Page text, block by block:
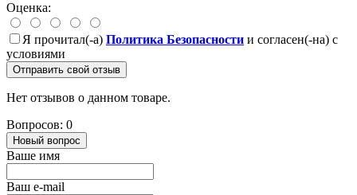
Оценка:
Я прочитал(-а) Политика Безопасности и согласен(-на) с
условиями
Отправить свой отзыв
Нет отзывов о данном товаре.
Вопросов: 0
Новый вопрос
Ваше имя
Ваш e-mail